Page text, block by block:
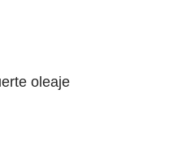
oleaje